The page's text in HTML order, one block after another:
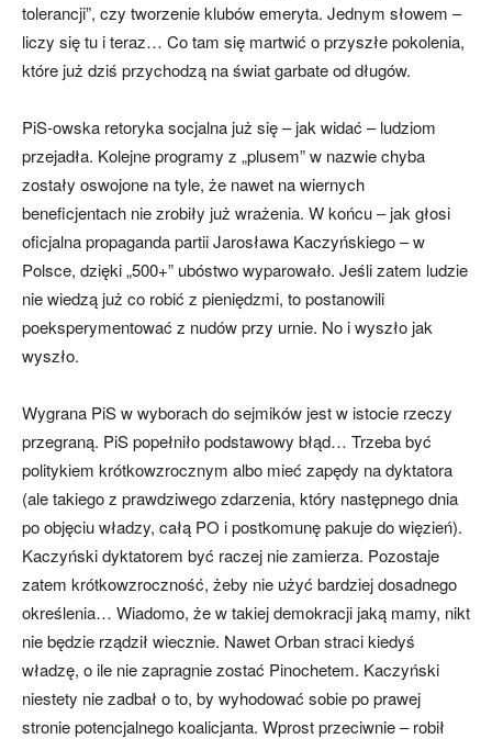
tolerancji”, czy tworzenie klubów emeryta. Jednym słowem –
liczy się tu i teraz… Co tam się martwić o przyszłe pokolenia,
które już dziś przychodzą na świat garbate od długów.
PiS-owska retoryka socjalna już się – jak widać – ludziom
przejadła. Kolejne programy z „plusem” w nazwie chyba
zostały oswojone na tyle, że nawet na wiernych
beneficjentach nie zrobiły już wrażenia. W końcu – jak głosi
oficjalna propaganda partii Jarosława Kaczyńskiego – w
Polsce, dzięki „500+” ubóstwo wyparowało. Jeśli zatem ludzie
nie wiedzą już co robić z pieniędzmi, to postanowili
poeksperymentować z nudów przy urnie. No i wyszło jak
wyszło.
Wygrana PiS w wyborach do sejmików jest w istocie rzeczy
przegraną. PiS popełniło podstawowy błąd… Trzeba być
politykiem krótkowzrocznym albo mieć zapędy na dyktatora
(ale takiego z prawdziwego zdarzenia, który następnego dnia
po objęciu władzy, całą PO i postkomunę pakuje do więzień).
Kaczyński dyktatorem być raczej nie zamierza. Pozostaje
zatem krótkowzroczność, żeby nie użyć bardziej dosadnego
określenia… Wiadomo, że w takiej demokracji jaką mamy, nikt
nie będzie rządził wiecznie. Nawet Orban straci kiedyś
władzę, o ile nie zapragnie zostać Pinochetem. Kaczyński
niestety nie zadbał o to, by wyhodować sobie po prawej
stronie potencjalnego koalicjanta. Wprost przeciwnie – robił